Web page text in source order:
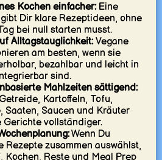
Kochen einfacher:Eine
Dir klare Rezeptideen, ohne
bei null starten musst.
Alltagstauglichkeit:Vegane
am besten, wenn sie
bezahlbar und leicht in
sind.
Mahlzeiten sättigend:
Kartoffeln, Tofu,
Saaten, Saucen und Kräuter
Gerichte vollständiger.
Wenn Du
Rezepte zusammen auswählst,
Kochen, Reste und Meal Prep